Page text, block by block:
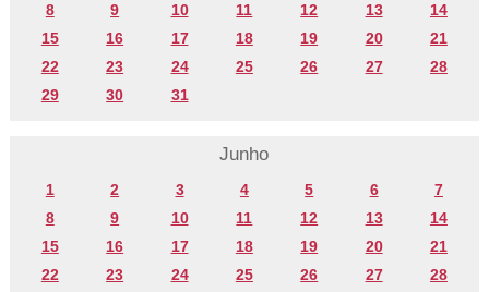
8
9 10 11 12 13
14
15
16 17 18 19 20
21
22
23 24 25 26 27
28
29
30 31
Junho
1 2 3 4 5 6
7
8
9 10 11 12 13
14
15
16 17 18 19 20
21
22
23 24 25 26 27
28